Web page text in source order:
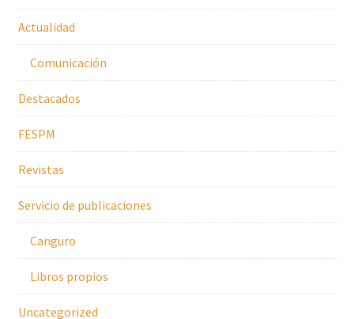
Actualidad
Comunicación
Destacados
FESPM
Revistas
Servicio de publicaciones
Canguro
Libros propios
Uncategorized